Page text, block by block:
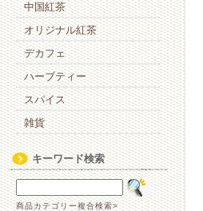
中国紅茶
オリジナル紅茶
デカフェ
ハーブティー
スパイス
雑貨
キーワード検索
商品カテゴリー複合検索>